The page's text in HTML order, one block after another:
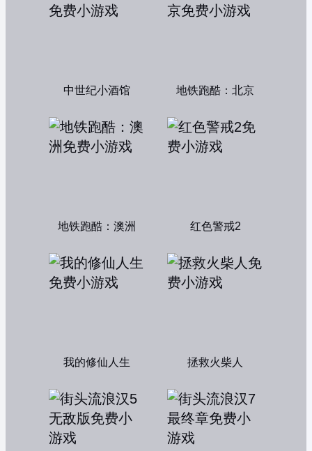
中世纪小酒馆 地铁跑酷：北京
地铁跑酷：澳洲 红色警戒2
我的修仙人生 拯救火柴人